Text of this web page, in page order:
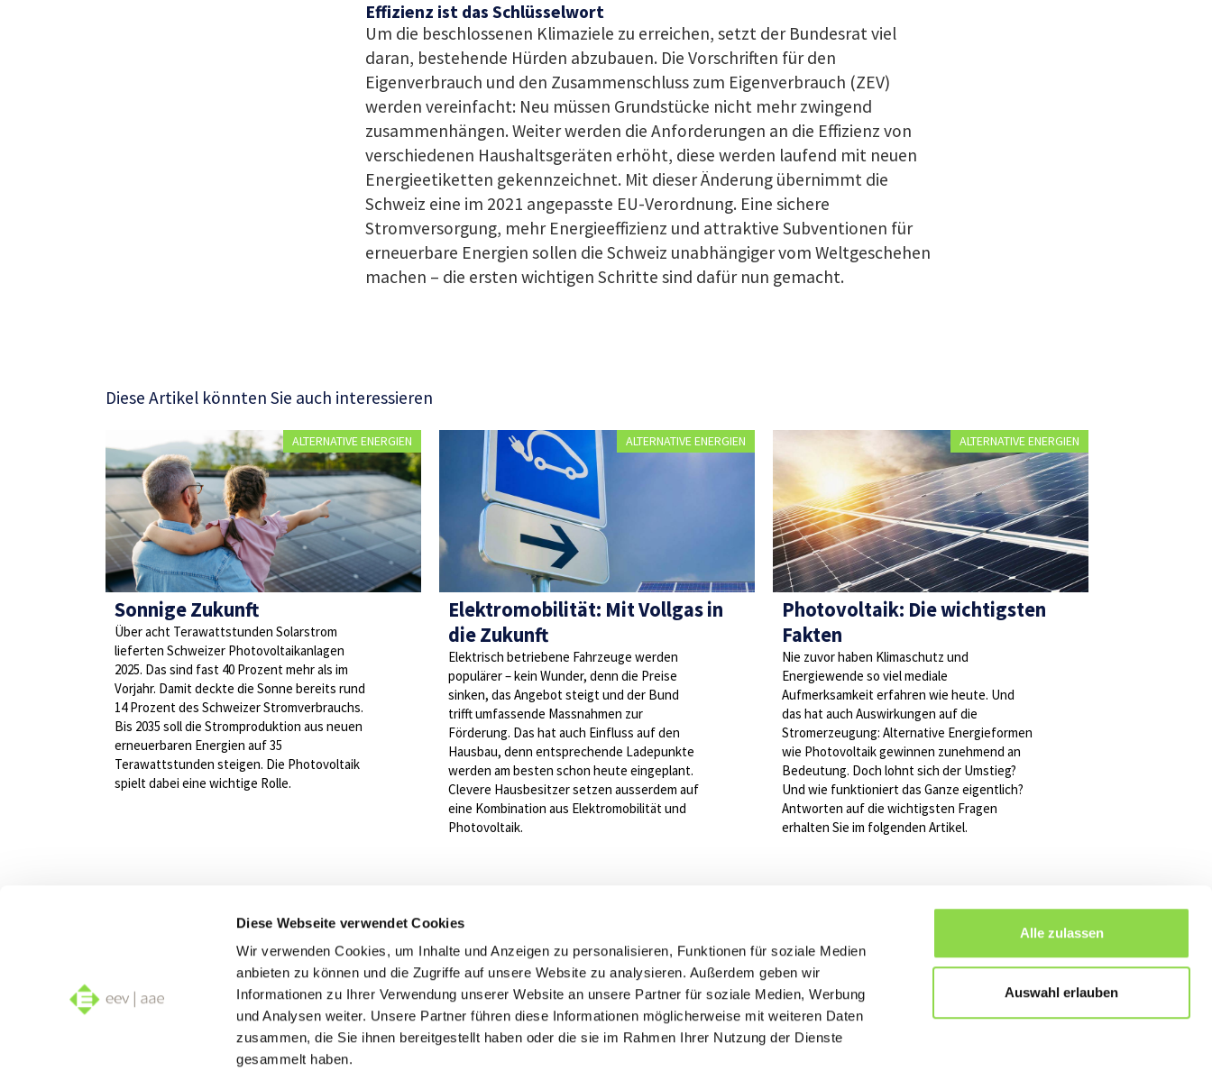
Diese Webseite verwendet Cookies
Wir verwenden Cookies, um Inhalte und Anzeigen zu personalisieren, Funktionen für soziale Medien
anbieten zu können und die Zugriffe auf unsere Website zu analysieren. Außerdem geben wir
Informationen zu Ihrer Verwendung unserer Website an unsere Partner für soziale Medien, Werbung
und Analysen weiter. Unsere Partner führen diese Informationen möglicherweise mit weiteren Daten
zusammen, die Sie ihnen bereitgestellt haben oder die sie im Rahmen Ihrer Nutzung der Dienste
gesammelt haben.
Alle zulassen
Auswahl erlauben
Effizienz ist das Schlüsselwort
Um die beschlossenen Klimaziele zu erreichen, setzt der Bundesrat viel
daran, bestehende Hürden abzubauen. Die Vorschriften für den
Eigenverbrauch und den Zusammenschluss zum Eigenverbrauch (ZEV)
werden vereinfacht: Neu müssen Grundstücke nicht mehr zwingend
zusammenhängen. Weiter werden die Anforderungen an die Effizienz von
verschiedenen Haushaltsgeräten erhöht, diese werden laufend mit neuen
Energieetiketten gekennzeichnet. Mit dieser Änderung übernimmt die
Schweiz eine im 2021 angepasste EU-Verordnung. Eine sichere
Stromversorgung, mehr Energieeffizienz und attraktive Subventionen für
erneuerbare Energien sollen die Schweiz unabhängiger vom Weltgeschehen
machen – die ersten wichtigen Schritte sind dafür nun gemacht.
Diese Artikel könnten Sie auch interessieren
ALTERNATIVE ENERGIEN
Sonnige Zukunft
Über acht Terawattstunden Solarstrom
lieferten Schweizer Photovoltaikanlagen
2025. Das sind fast 40 Prozent mehr als im
Vorjahr. Damit deckte die Sonne bereits rund
14 Prozent des Schweizer Stromverbrauchs.
Bis 2035 soll die Stromproduktion aus neuen
erneuerbaren Energien auf 35
Terawattstunden steigen. Die Photovoltaik
spielt dabei eine wichtige Rolle.
ALTERNATIVE ENERGIEN
Elektromobilität: Mit Vollgas in
die Zukunft
Elektrisch betriebene Fahrzeuge werden
populärer – kein Wunder, denn die Preise
sinken, das Angebot steigt und der Bund
trifft umfassende Massnahmen zur
Förderung. Das hat auch Einfluss auf den
Hausbau, denn entsprechende Ladepunkte
werden am besten schon heute eingeplant.
Clevere Hausbesitzer setzen ausserdem auf
eine Kombination aus Elektromobilität und
Photovoltaik.
ALTERNATIVE ENERGIEN
Photovoltaik: Die wichtigsten
Fakten
Nie zuvor haben Klimaschutz und
Energiewende so viel mediale
Aufmerksamkeit erfahren wie heute. Und
das hat auch Auswirkungen auf die
Stromerzeugung: Alternative Energieformen
wie Photovoltaik gewinnen zunehmend an
Bedeutung. Doch lohnt sich der Umstieg?
Und wie funktioniert das Ganze eigentlich?
Antworten auf die wichtigsten Fragen
erhalten Sie im folgenden Artikel.
Zurück zur Übersicht